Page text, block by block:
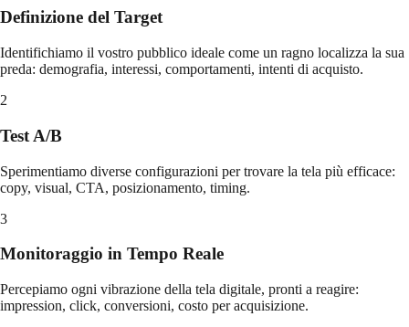
Definizione del Target
Identifichiamo il vostro pubblico ideale come un ragno localizza la sua
preda: demografia, interessi, comportamenti, intenti di acquisto.
2
Test A/B
Sperimentiamo diverse configurazioni per trovare la tela più efficace:
copy, visual, CTA, posizionamento, timing.
3
Monitoraggio in Tempo Reale
Percepiamo ogni vibrazione della tela digitale, pronti a reagire:
impression, click, conversioni, costo per acquisizione.